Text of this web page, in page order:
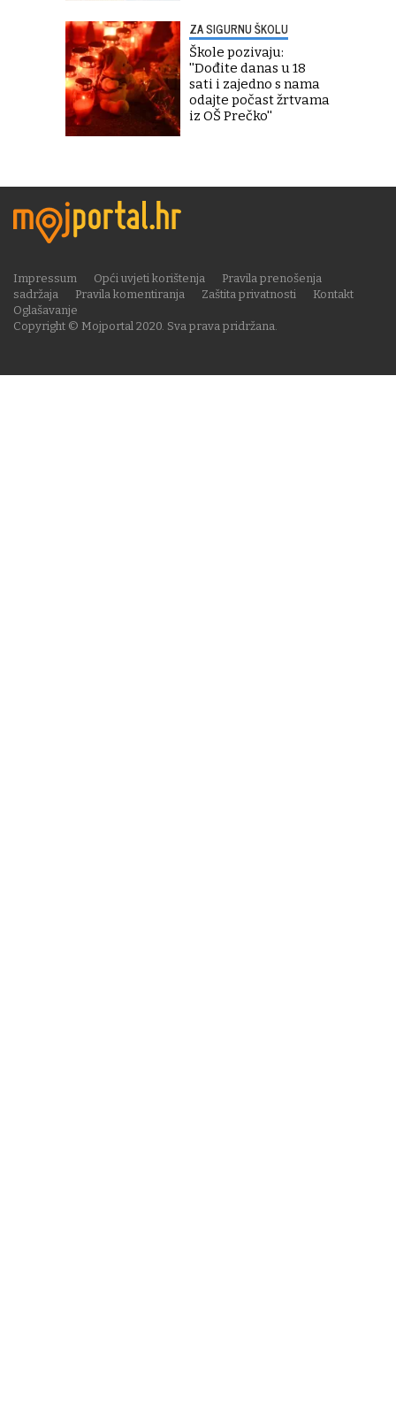
ZA SIGURNU ŠKOLU
Škole pozivaju:
''Dođite danas u 18
sati i zajedno s nama
odajte počast žrtvama
iz OŠ Prečko''
Copyright © Mojportal 2020. Sva prava pridržana.
Impressum Opći uvjeti korištenja
Pravila prenošenja
sadržaja
Pravila komentiranja Zaštita privatnosti
Kontakt
Oglašavanje